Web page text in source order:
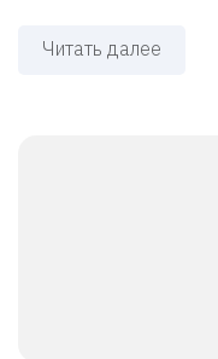
Читать далее